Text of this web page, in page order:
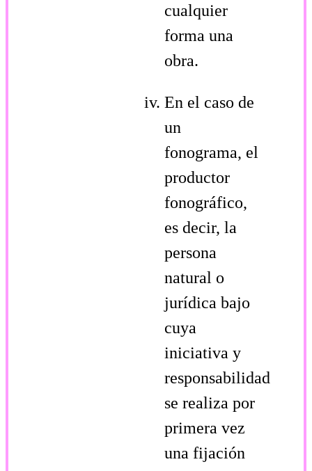
cualquier
forma una
obra.
En el caso de
un
fonograma, el
productor
fonográfico,
es decir, la
persona
natural o
jurídica bajo
cuya
iniciativa y
responsabilidad
se realiza por
primera vez
una fijación